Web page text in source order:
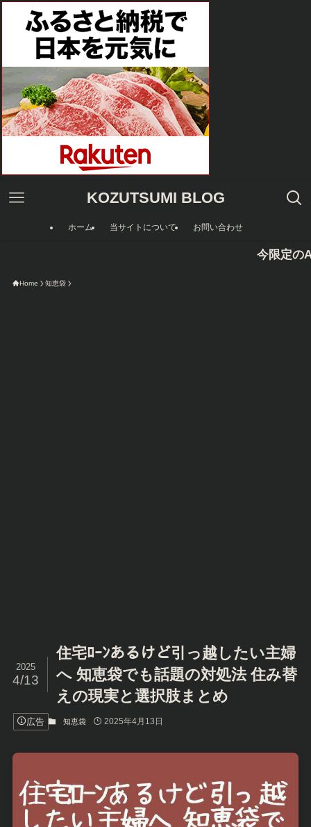
KOZUTSUMI BLOG
ホーム 当サイトについて お問い合わせ
今限定のAmazonタイム
Home 知恵袋
住宅ﾛｰﾝあるけど引っ越したい主婦
へ 知恵袋でも話題の対処法 住み替
えの現実と選択肢まとめ
2025
4/13
広告 知恵袋 2025年4月13日